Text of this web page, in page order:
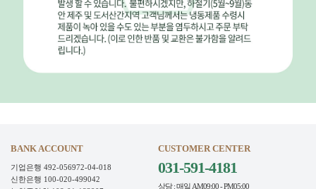
BANK ACCOUNT
기업은행 492-056972-04-018
신한은행 100-020-499042
CUSTOMER CENTER
031-591-4181
상담 : 매일 AM09:00 - PM05:00